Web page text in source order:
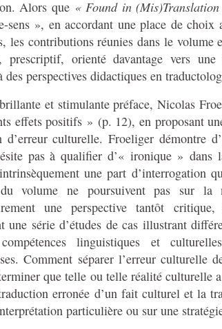
Alors que «Found in (Mis)Translation
sens », en accordant une place de choix
les contributions réunies dans le volume
prescriptif, orienté davantage vers
des perspectives didactiques en
et stimulante préface, Nicolas
effets positifs » (p. 12), en proposant
culturelle. Froeliger démontre
pas à qualifier d’« ironique »
une part d’interrogation
volume ne poursuivent pas sur la
une perspective tantôt
une série d’études de cas illustrant
linguistiques et
Comment séparer l’erreur culturelle
que telle ou telle réalité culturelle
erronée d’un fait culturel et la
particulière ou sur une